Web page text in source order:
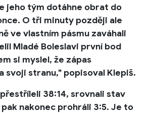
jeho tým dotáhne obrat do
O tři minuty později ale
ve vlastním pásmu zaváhali
Mladé Boleslavi první bod
si myslel, že zápas
svoji stranu," popisoval Klepiš.
38:14, srovnali stav
pak nakonec prohráli 3:5. Je to